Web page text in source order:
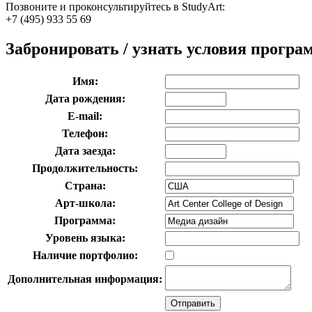
Позвоните и проконсультируйтесь в StudyArt:
+7 (495) 933 55 69
Забронировать / узнать условия
Имя:
Дата рождения:
E-mail:
Телефон:
Дата заезда:
Продолжительность:
Страна:
Арт-школа:
Программа:
Уровень языка:
Наличие портфолио:
Дополнительная информация: